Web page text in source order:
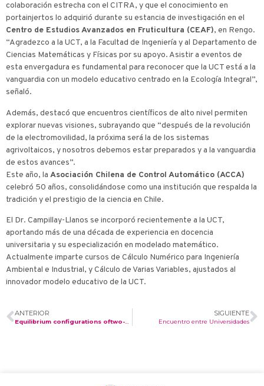
colaboración estrecha con el CITRA, y que el conocimiento en
portainjertos lo adquirió durante su estancia de investigación en el
Centro de Estudios Avanzados en Fruticultura (CEAF), en Rengo.
“Agradezco a la UCT, a la Facultad de Ingeniería y al Departamento de
Ciencias Matemáticas y Físicas por su apoyo. Asistir a eventos de
esta envergadura es fundamental para reconocer que la UCT está a la
vanguardia con un modelo educativo centrado en la Ecología Integral”,
señaló.
Además, destacó que encuentros científicos de alto nivel permiten
explorar nuevas visiones, subrayando que “después de la revolución
de la electromovilidad, la próxima será la de los sistemas
agrivoltaicos, y nosotros debemos estar preparados y a la vanguardia
de estos avances”.
Este año, la Asociación Chilena de Control Automático (ACCA)
celebró 50 años, consolidándose como una institución que respalda la
tradición y el prestigio de la ciencia en Chile.
El Dr. Campillay-Llanos se incorporó recientemente a la UCT,
aportando más de una década de experiencia en docencia
universitaria y su especialización en modelado matemático.
Actualmente imparte cursos de Cálculo Numérico para Ingeniería
Ambiental e Industrial, y Cálculo de Varias Variables, ajustados al
innovador modelo educativo de la UCT.
ANTERIOR
Equilibrium configurations oftwo-dimensional bubbles in achannel: N-bubble case.
SIGUIENTE
Encuentro entre Universidades